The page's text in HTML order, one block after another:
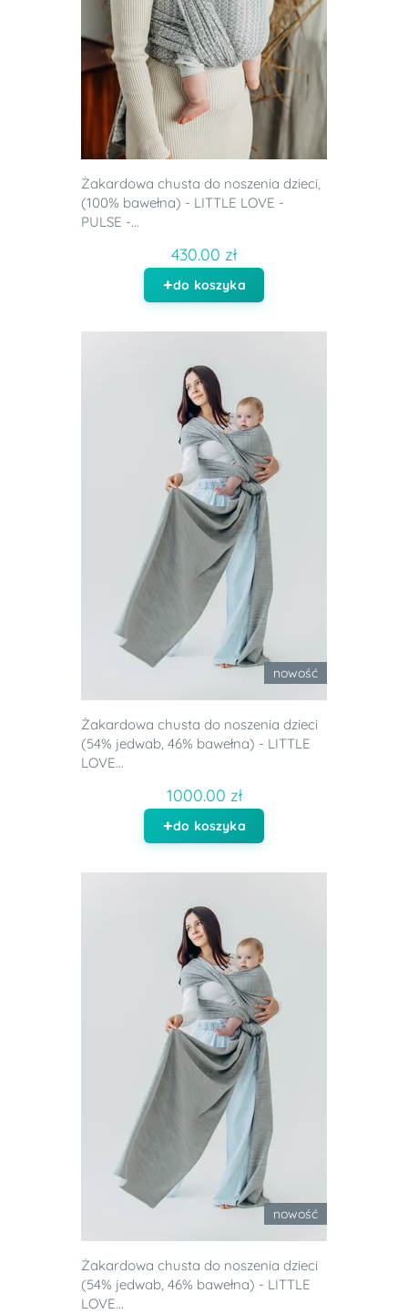
Żakardowa chusta do noszenia dzieci,
(100% bawełna) - LITTLE LOVE -
PULSE -...
430.00 zł
do koszyka
nowość
Żakardowa chusta do noszenia dzieci
(54% jedwab, 46% bawełna) - LITTLE
LOVE...
1000.00 zł
do koszyka
nowość
Żakardowa chusta do noszenia dzieci
(54% jedwab, 46% bawełna) - LITTLE
LOVE...